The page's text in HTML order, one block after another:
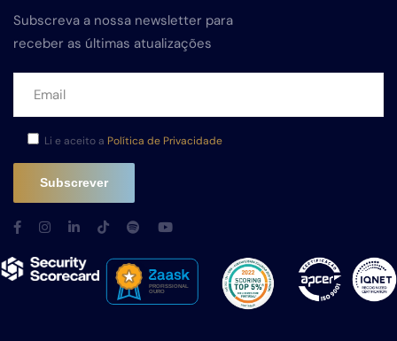
Subscreva a nossa newsletter para
receber as últimas atualizações
Li e aceito a Política de Privacidade